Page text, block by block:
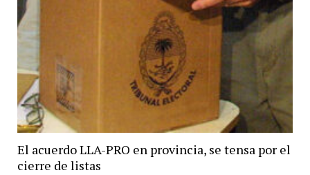
El acuerdo LLA-PRO en provincia, se tensa por el
cierre de listas